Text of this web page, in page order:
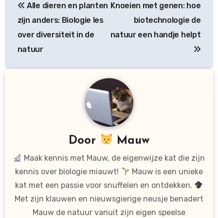
navigatie
Alle dieren en planten
zijn anders: Biologie les
over diversiteit in de
natuur
Knoeien met genen: hoe
biotechnologie de
natuur een handje helpt
Door Mauw
Maak kennis met Mauw, de eigenwijze kat die zijn
kennis over biologie miauwt!
Mauw is een unieke
kat met een passie voor snuffelen en ontdekken.
Met zijn klauwen en nieuwsgierige neusje benadert
Mauw de natuur vanuit zijn eigen speelse